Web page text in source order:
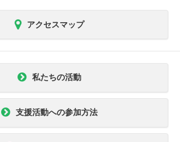
アクセスマップ
私たちの活動
支援活動への参加方法